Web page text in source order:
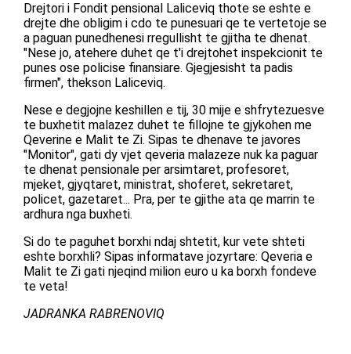
Drejtori i Fondit pensional Laliceviq thote se eshte e
drejte dhe obligim i cdo te punesuari qe te vertetoje se
a paguan punedhenesi rregullisht te gjitha te dhenat.
"Nese jo, atehere duhet qe t'i drejtohet inspekcionit te
punes ose policise finansiare. Gjegjesisht ta padis
firmen", thekson Laliceviq.
Nese e degjojne keshillen e tij, 30 mije e shfrytezuesve
te buxhetit malazez duhet te fillojne te gjykohen me
Qeverine e Malit te Zi. Sipas te dhenave te javores
"Monitor", gati dy vjet qeveria malazeze nuk ka paguar
te dhenat pensionale per arsimtaret, profesoret,
mjeket, gjyqtaret, ministrat, shoferet, sekretaret,
policet, gazetaret... Pra, per te gjithe ata qe marrin te
ardhura nga buxheti.
Si do te paguhet borxhi ndaj shtetit, kur vete shteti
eshte borxhli? Sipas informatave jozyrtare: Qeveria e
Malit te Zi gati njeqind milion euro u ka borxh fondeve
te veta!
JADRANKA RABRENOVIQ